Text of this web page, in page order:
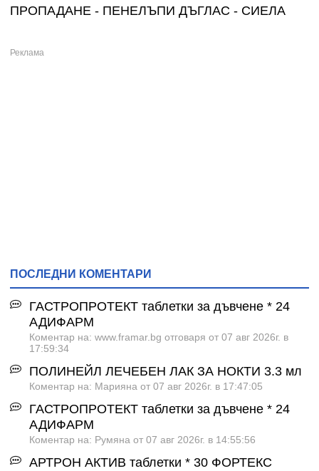
ПРОПАДАНЕ - ПЕНЕЛЪПИ ДЪГЛАС - СИЕЛА
ПОСЛЕДНИ КОМЕНТАРИ
ГАСТРОПРОТЕКТ таблетки за дъвчене * 24
АДИФАРМ
Коментар на: www.framar.bg отговаря от 07 авг 2026г. в
17:59:34
ПОЛИНЕЙЛ ЛЕЧЕБЕН ЛАК ЗА НОКТИ 3.3 мл
Коментар на: Марияна от 07 авг 2026г. в 17:47:05
ГАСТРОПРОТЕКТ таблетки за дъвчене * 24
АДИФАРМ
Коментар на: Румяна от 07 авг 2026г. в 14:55:56
АРТРОН АКТИВ таблетки * 30 ФОРТЕКС